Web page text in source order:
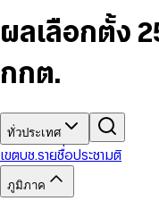
7
8
5
6
8
9
6
7
9
5
6
8
9
9
ผลเลือกตั้ง
กกต.
ทั่วประเทศ
เขตบช.รายชื่อประชามติ
ภูมิภาค